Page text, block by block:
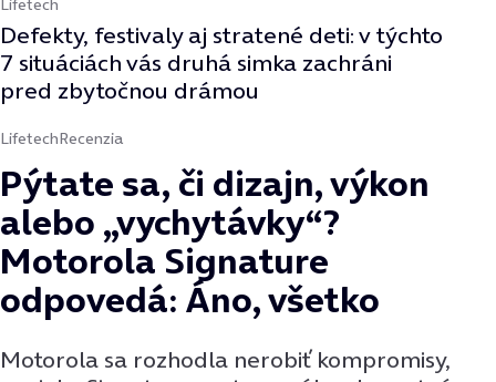
Lifetech
Defekty, festivaly aj stratené deti: v týchto
7 situáciách vás druhá simka zachráni
pred zbytočnou drámou
LifetechRecenzia
Pýtate sa, či dizajn, výkon
alebo „vychytávky“?
Motorola Signature
odpovedá: Áno, všetko
Motorola sa rozhodla nerobiť kompromisy,